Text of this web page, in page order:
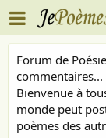
Forum de
commentaires...
Bienvenue à
monde peut
poèmes des